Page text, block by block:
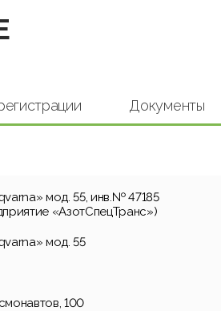
Документы
мод. 55, инв.№ 47185
«АзотСпецТранс»)
мод. 55
100